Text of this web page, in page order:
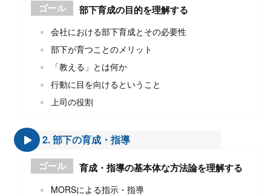
ゴール 部下育成の目的を理解する
会社における部下育成とその必要性
部下が育つことのメリット
「教える」とは何か
行動に目を向けるということ
上司の役割
2. 部下の育成・指導
ゴール 育成・指導の基本体な方法論を理解する
MORSによる指示・指導